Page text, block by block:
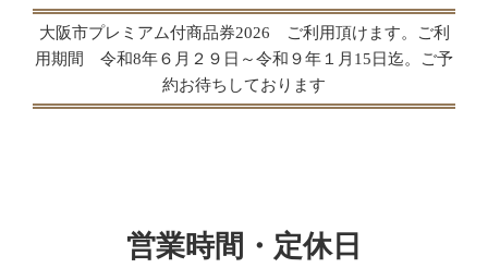
大阪市プレミアム付商品券2026 ご利用頂けます。ご利
用期間 令和8年６月２９日～令和９年１月15日迄。ご予
約お待ちしております
営業時間・定休日